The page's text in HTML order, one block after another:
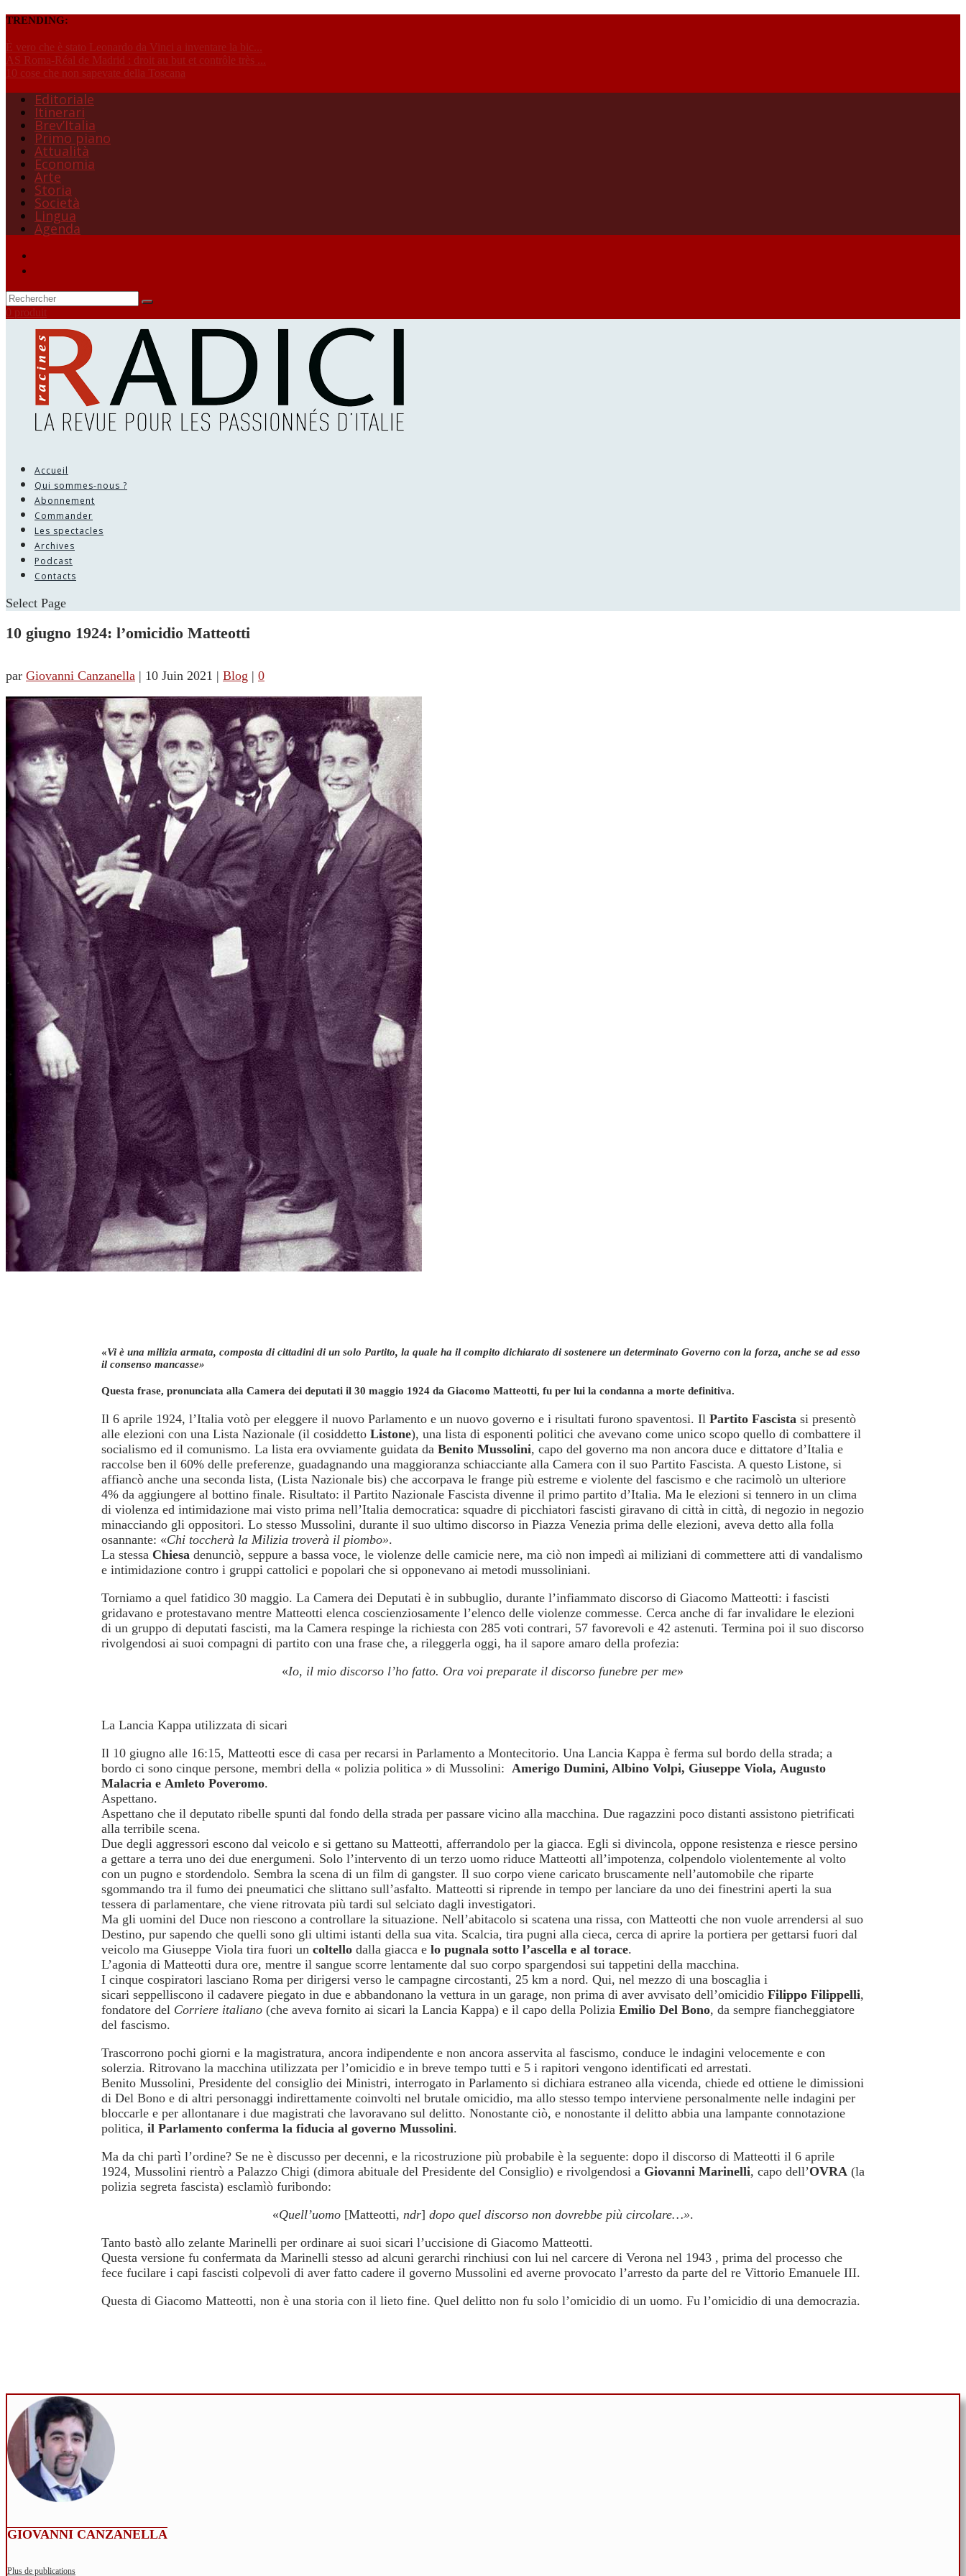
TRENDING:
È vero che è stato Leonardo da Vinci a inventare la bic...
AS Roma-Réal de Madrid : droit au but et contrôle très ...
10 cose che non sapevate della Toscana
Editoriale
Itinerari
Brev’Italia
Primo piano
Attualità
Economia
Arte
Storia
Società
Lingua
Agenda
0 produit
Accueil
Qui sommes-nous ?
Abonnement
Commander
Les spectacles
Archives
Podcast
Contacts
Select Page
10 giugno 1924: l’omicidio Matteotti
par Giovanni Canzanella | 10 Juin 2021 | Blog | 0
«Vi è una milizia armata, composta di cittadini di un solo Partito, la quale ha il compito dichiarato di sostenere un determinato Governo con la forza, anche se ad esso
il consenso mancasse»
Questa frase, pronunciata alla Camera dei deputati il 30 maggio 1924 da Giacomo Matteotti, fu per lui la condanna a morte definitiva.
Il 6 aprile 1924, l’Italia votò per eleggere il nuovo Parlamento e un nuovo governo e i risultati furono spaventosi. Il Partito Fascista si presentò
alle elezioni con una Lista Nazionale (il cosiddetto Listone), una lista di esponenti politici che avevano come unico scopo quello di combattere il
socialismo ed il comunismo. La lista era ovviamente guidata da Benito Mussolini, capo del governo ma non ancora duce e dittatore d’Italia e
raccolse ben il 60% delle preferenze, guadagnando una maggioranza schiacciante alla Camera con il suo Partito Fascista. A questo Listone, si
affiancò anche una seconda lista, (Lista Nazionale bis) che accorpava le frange più estreme e violente del fascismo e che racimolò un ulteriore
4% da aggiungere al bottino finale. Risultato: il Partito Nazionale Fascista divenne il primo partito d’Italia. Ma le elezioni si tennero in un clima
di violenza ed intimidazione mai visto prima nell’Italia democratica: squadre di picchiatori fascisti giravano di città in città, di negozio in negozio
minacciando gli oppositori. Lo stesso Mussolini, durante il suo ultimo discorso in Piazza Venezia prima delle elezioni, aveva detto alla folla
osannante: «Chi toccherà la Milizia troverà il piombo».
La stessa Chiesa denunciò, seppure a bassa voce, le violenze delle camicie nere, ma ciò non impedì ai miliziani di commettere atti di vandalismo
e intimidazione contro i gruppi cattolici e popolari che si opponevano ai metodi mussoliniani.
Torniamo a quel fatidico 30 maggio. La Camera dei Deputati è in subbuglio, durante l’infiammato discorso di Giacomo Matteotti: i fascisti
gridavano e protestavano mentre Matteotti elenca coscienziosamente l’elenco delle violenze commesse. Cerca anche di far invalidare le elezioni
di un gruppo di deputati fascisti, ma la Camera respinge la richiesta con 285 voti contrari, 57 favorevoli e 42 astenuti. Termina poi il suo discorso
rivolgendosi ai suoi compagni di partito con una frase che, a rileggerla oggi, ha il sapore amaro della profezia:
«Io, il mio discorso l’ho fatto. Ora voi preparate il discorso funebre per me»
La Lancia Kappa utilizzata di sicari
Il 10 giugno alle 16:15, Matteotti esce di casa per recarsi in Parlamento a Montecitorio. Una Lancia Kappa è ferma sul bordo della strada; a
bordo ci sono cinque persone, membri della « polizia politica » di Mussolini: Amerigo Dumini, Albino Volpi, Giuseppe Viola, Augusto
Malacria e Amleto Poveromo.
Aspettano.
Aspettano che il deputato ribelle spunti dal fondo della strada per passare vicino alla macchina. Due ragazzini poco distanti assistono pietrificati
alla terribile scena.
Due degli aggressori escono dal veicolo e si gettano su Matteotti, afferrandolo per la giacca. Egli si divincola, oppone resistenza e riesce persino
a gettare a terra uno dei due energumeni. Solo l’intervento di un terzo uomo riduce Matteotti all’impotenza, colpendolo violentemente al volto
con un pugno e stordendolo. Sembra la scena di un film di gangster. Il suo corpo viene caricato bruscamente nell’automobile che riparte
sgommando tra il fumo dei pneumatici che slittano sull’asfalto. Matteotti si riprende in tempo per lanciare da uno dei finestrini aperti la sua
tessera di parlamentare, che viene ritrovata più tardi sul selciato dagli investigatori.
Ma gli uomini del Duce non riescono a controllare la situazione. Nell’abitacolo si scatena una rissa, con Matteotti che non vuole arrendersi al suo
Destino, pur sapendo che quelli sono gli ultimi istanti della sua vita. Scalcia, tira pugni alla cieca, cerca di aprire la portiera per gettarsi fuori dal
veicolo ma Giuseppe Viola tira fuori un coltellodalla giacca e lo pugnala sotto l’ascella e al torace.
L’agonia di Matteotti dura ore, mentre il sangue scorre lentamente dal suo corpo spargendosi sui tappetini della macchina.
I cinque cospiratori lasciano Roma per dirigersi verso le campagne circostanti, 25 km a nord. Qui, nel mezzo di una boscaglia i
sicari seppelliscono il cadavere piegato in due e abbandonano la vettura in un garage, non prima di aver avvisato dell’omicidio Filippo Filippelli,
fondatore del Corriere italiano(che aveva fornito ai sicari la Lancia Kappa) e il capo della Polizia Emilio Del Bono, da sempre fiancheggiatore
del fascismo.
Trascorrono pochi giorni e la magistratura, ancora indipendente e non ancora asservita al fascismo, conduce le indagini velocemente e con
solerzia. Ritrovano la macchina utilizzata per l’omicidio e in breve tempo tutti e 5 i rapitori vengono identificati ed arrestati.
Benito Mussolini, Presidente del consiglio dei Ministri, interrogato in Parlamento si dichiara estraneo alla vicenda, chiede ed ottiene le dimissioni
di Del Bono e di altri personaggi indirettamente coinvolti nel brutale omicidio, ma allo stesso tempo interviene personalmente nelle indagini per
bloccarle e per allontanare i due magistrati che lavoravano sul delitto. Nonostante ciò, e nonostante il delitto abbia una lampante connotazione
politica, il Parlamento conferma la fiducia al governo Mussolini.
Ma da chi partì l’ordine? Se ne è discusso per decenni, e la ricostruzione più probabile è la seguente: dopo il discorso di Matteotti il 6 aprile
1924, Mussolini rientrò a Palazzo Chigi (dimora abituale del Presidente del Consiglio) e rivolgendosi a Giovanni Marinelli, capo dell’OVRA (la
polizia segreta fascista) esclamìò furibondo:
«Quell’uomo[Matteotti, ndr] dopo quel discorso non dovrebbe più circolare…».
Tanto bastò allo zelante Marinelli per ordinare ai suoi sicari l’uccisione di Giacomo Matteotti.
Questa versione fu confermata da Marinelli stesso ad alcuni gerarchi rinchiusi con lui nel carcere di Verona nel 1943 , prima del processo che
fece fucilare i capi fascisti colpevoli di aver fatto cadere il governo Mussolini ed averne provocato l’arresto da parte del re Vittorio Emanuele III.
Questa di Giacomo Matteotti, non è una storia con il lieto fine. Quel delitto non fu solo l’omicidio di un uomo. Fu l’omicidio di una democrazia.
GIOVANNI CANZANELLA
Plus de publications